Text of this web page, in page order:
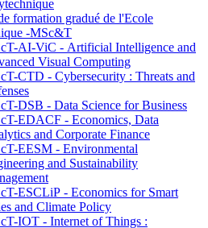
formation gradué de l'Ecole
-MSc&T
AI-ViC - Artificial Intelligence and
Visual Computing
CTD - Cybersecurity : Threats and
DSB - Data Science for Business
EDACF - Economics, Data
and Corporate Finance
EESM - Environmental
and Sustainability
ESCLiP - Economics for Smart
and Climate Policy
IOT - Internet of Things :